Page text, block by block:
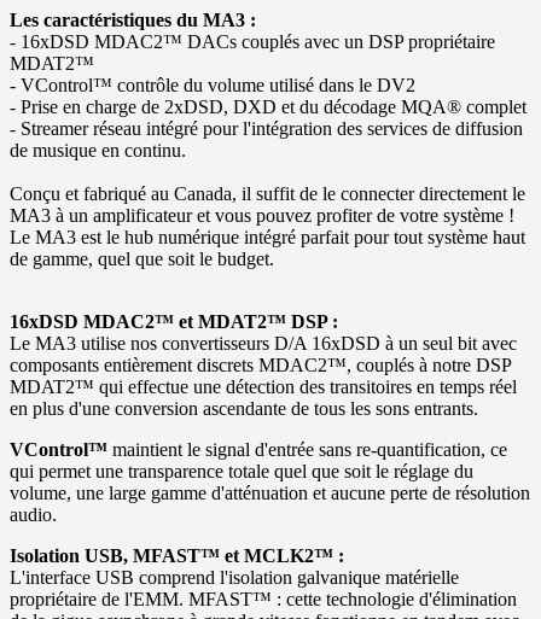
Les caractéristiques du MA3 :
- 16xDSD MDAC2™ DACs couplés avec un DSP propriétaire
MDAT2™
- VControl™ contrôle du volume utilisé dans le DV2
- Prise en charge de 2xDSD, DXD et du décodage MQA® complet
- Streamer réseau intégré pour l'intégration des services de diffusion
de musique en continu.
Conçu et fabriqué au Canada, il suffit de le connecter directement le
MA3 à un amplificateur et vous pouvez profiter de votre système !
Le MA3 est le hub numérique intégré parfait pour tout système haut
de gamme, quel que soit le budget.
16xDSD MDAC2™ et MDAT2™ DSP :
Le MA3 utilise nos convertisseurs D/A 16xDSD à un seul bit avec
composants entièrement discrets MDAC2™, couplés à notre DSP
MDAT2™ qui effectue une détection des transitoires en temps réel
en plus d'une conversion ascendante de tous les sons entrants.
VControl™ maintient le signal d'entrée sans re-quantification, ce
qui permet une transparence totale quel que soit le réglage du
volume, une large gamme d'atténuation et aucune perte de résolution
audio.
Isolation USB, MFAST™ et MCLK2™ :
L'interface USB comprend l'isolation galvanique matérielle
propriétaire de l'EMM. MFAST™ : cette technologie d'élimination